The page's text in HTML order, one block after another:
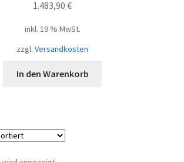
1.483,90 €
inkl. 19 % MwSt.
zzgl. Versandkosten
In den Warenkorb